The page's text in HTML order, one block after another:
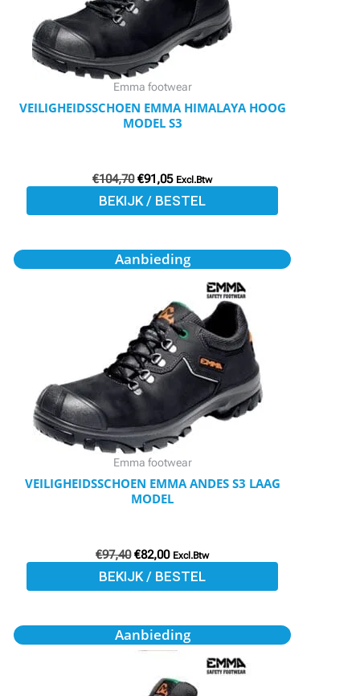
Emma footwear
VEILIGHEIDSSCHOEN EMMA HIMALAYA HOOG
MODEL S3
€104,70 €91,05 Excl.Btw
BEKIJK / BESTEL
kan
gekozen
worden
op
de
Aanbieding
Emma footwear
VEILIGHEIDSSCHOEN EMMA ANDES S3 LAAG
MODEL
€97,40
Oorspronkelijke
prijs
€82,00
Huidige
prijs
€82,00.
Excl.Btw
BEKIJK / BESTEL
Dit
heeft
meerdere
variaties.
Deze
optie
gekozen
worden
op
de
Aanbieding
Oorspronkelijke
prijs
Huidige
prijs
€103,50.
Dit
product
heeft